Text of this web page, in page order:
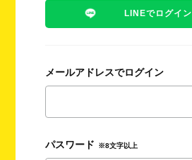
LINEでログイン
メールアドレスでログイン
パスワード ※8文字以上